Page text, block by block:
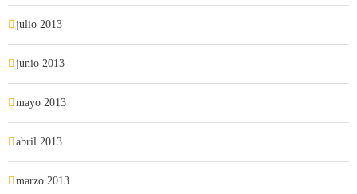
julio 2013
junio 2013
mayo 2013
abril 2013
marzo 2013